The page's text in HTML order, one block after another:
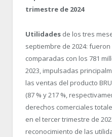
trimestre de 2024
Utilidades de los tres
septiembre de 2024:
comparadas con los 781
2023, impulsadas
las ventas del producto
(87 % y 217 %,
derechos comerciales
en el tercer trimestre de
reconocimiento de las